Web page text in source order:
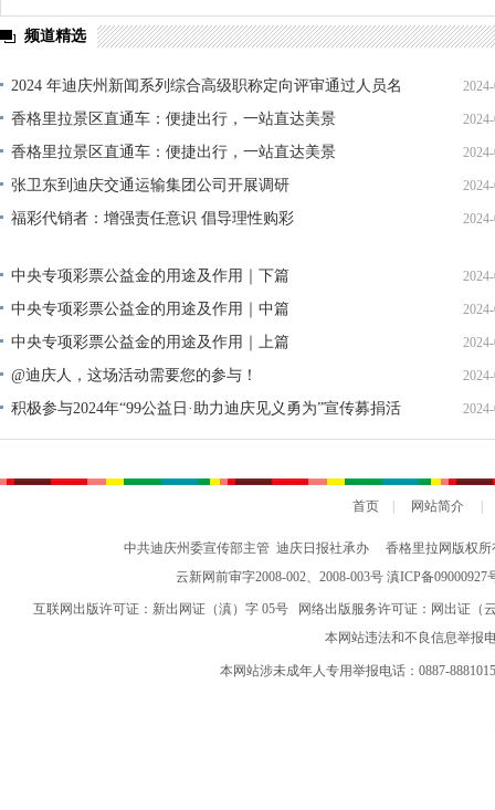
频道精选
2024 年迪庆州新闻系列综合高级职称定向评审通过人员名
单公示
香格里拉景区直通车：便捷出行，一站直达美景
香格里拉景区直通车：便捷出行，一站直达美景
张卫东到迪庆交通运输集团公司开展调研
福彩代销者：增强责任意识 倡导理性购彩
中央专项彩票公益金的用途及作用｜下篇
中央专项彩票公益金的用途及作用｜中篇
中央专项彩票公益金的用途及作用｜上篇
@迪庆人，这场活动需要您的参与！
积极参与2024年“99公益日·助力迪庆见义勇为”宣传募捐活
动倡议书